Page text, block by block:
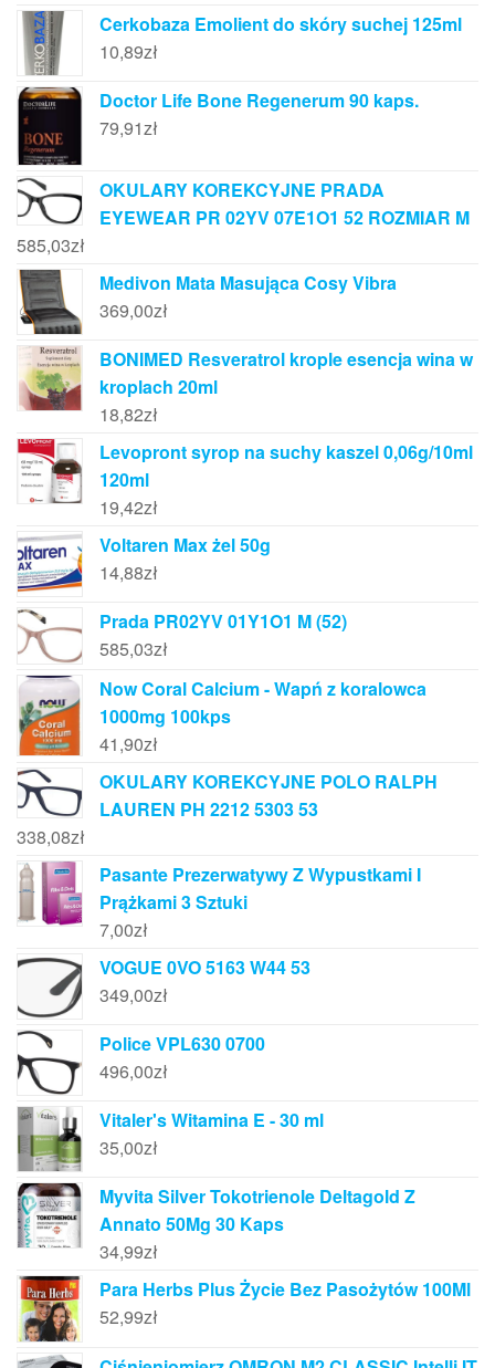
Cerkobaza Emolient do skóry suchej 125ml
10,89zł
Doctor Life Bone Regenerum 90 kaps.
79,91zł
OKULARY KOREKCYJNE PRADA
EYEWEAR PR 02YV 07E1O1 52 ROZMIAR M
585,03zł
Medivon Mata Masująca Cosy Vibra
369,00zł
BONIMED Resveratrol krople esencja wina w
kroplach 20ml
18,82zł
Levopront syrop na suchy kaszel 0,06g/10ml
120ml
19,42zł
Voltaren Max żel 50g
14,88zł
Prada PR02YV 01Y1O1 M (52)
585,03zł
Now Coral Calcium - Wapń z koralowca
1000mg 100kps
41,90zł
OKULARY KOREKCYJNE POLO RALPH
LAUREN PH 2212 5303 53
338,08zł
Pasante Prezerwatywy Z Wypustkami I
Prążkami 3 Sztuki
7,00zł
VOGUE 0VO 5163 W44 53
349,00zł
Police VPL630 0700
496,00zł
Vitaler's Witamina E - 30 ml
35,00zł
Myvita Silver Tokotrienole Deltagold Z
Annato 50Mg 30 Kaps
34,99zł
Para Herbs Plus Życie Bez Pasożytów 100Ml
52,99zł